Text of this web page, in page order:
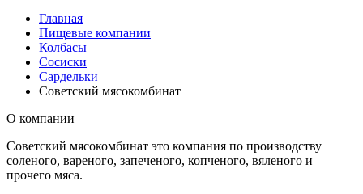
Главная
Пищевые компании
Колбасы
Сосиски
Сардельки
Советский мясокомбинат
О компании
Советский мясокомбинат это компания по производству
соленого, вареного, запеченого, копченого, вяленого и
прочего мяса.